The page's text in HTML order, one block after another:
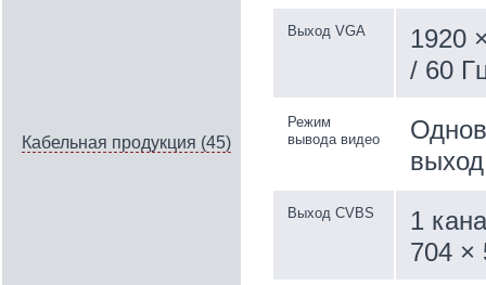
Кабельная продукция (45)
Выход VGA
1920
/ 60
Режим
вывода видео
Выход CVBS
1
704 ×